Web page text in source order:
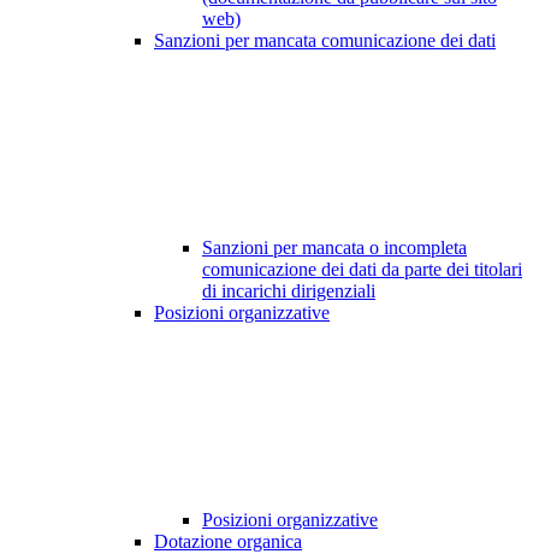
web)
Sanzioni per mancata comunicazione dei dati
Sanzioni per mancata o incompleta
comunicazione dei dati da parte dei titolari
di incarichi dirigenziali
Posizioni organizzative
Posizioni organizzative
Dotazione organica